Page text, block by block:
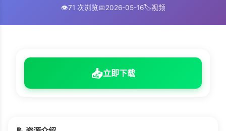
👁️71 次浏览📅2026-05-16🏷️视频
📥立即下载